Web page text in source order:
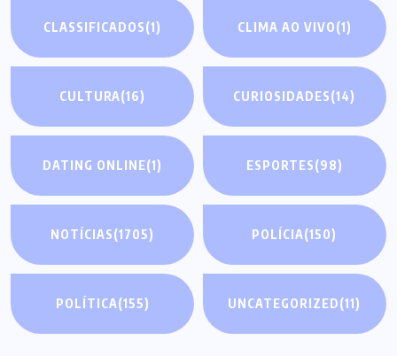
CLASSIFICADOS(1) CLIMA AO VIVO(1)
CULTURA(16) CURIOSIDADES(14)
DATING ONLINE(1) ESPORTES(98)
NOTÍCIAS(1705) POLÍCIA(150)
POLÍTICA(155) UNCATEGORIZED(11)